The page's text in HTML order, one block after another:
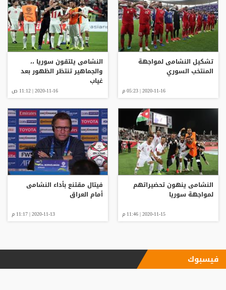
تشكيل النشامى لمواجهة
المنتخب السوري
2020-11-16 | 05:23 م
النشامى يلتقون سوريا ،،
والجماهير تنتظر الظهور بعد
غياب
2020-11-16 | 11:12 ص
النشامى ينهون تحضيراتهم
لمواجهة سوريا
2020-11-15 | 11:46 م
فيتال مقتنع بأداء النشامى
أمام العراق
2020-11-13 | 11:17 م
فيسبوك